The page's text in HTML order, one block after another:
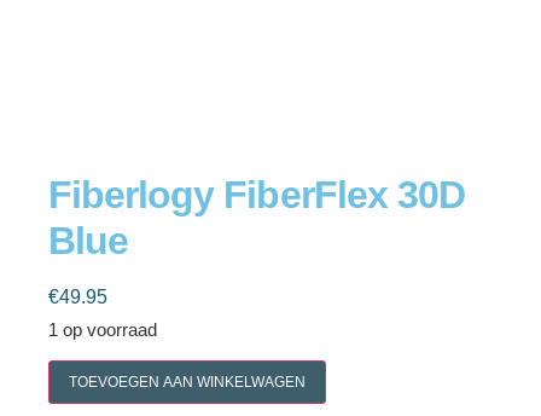
Fiberlogy FiberFlex 30D
Blue
€49.95
1 op voorraad
TOEVOEGEN AAN WINKELWAGEN